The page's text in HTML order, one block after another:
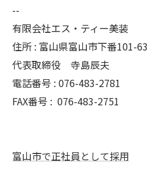
--
有限会社エス・ティー美装
住所 : 富山県富山市下番101-63
代表取締役 寺島辰夫
電話番号 : 076-483-2781
FAX番号 : 076-483-2751
富山市で正社員として採用